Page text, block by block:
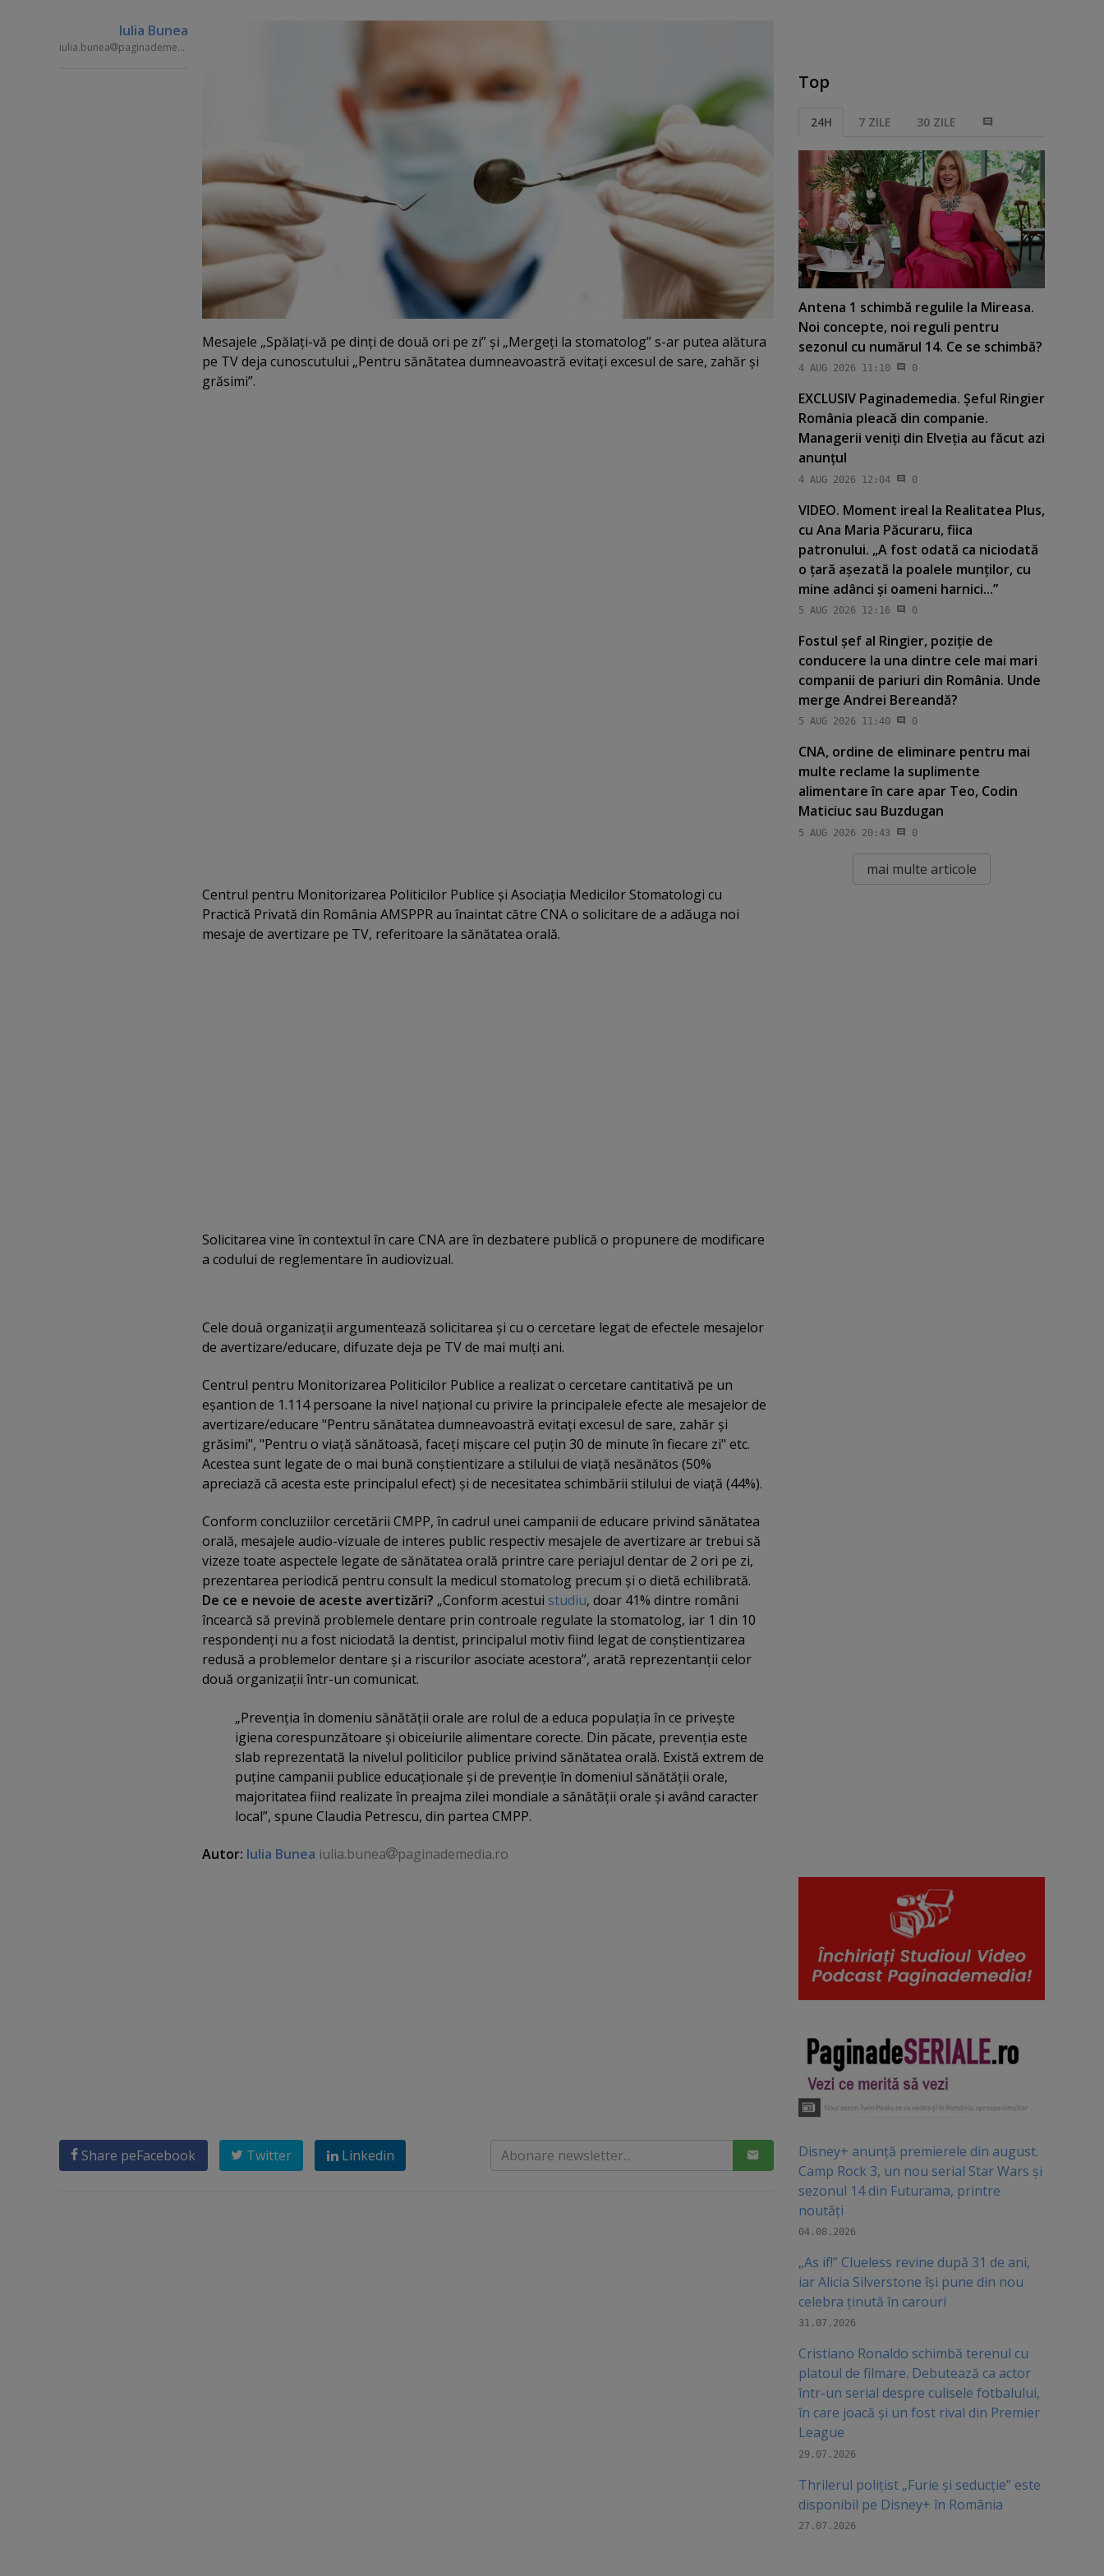
Iulia Bunea
iulia.bunea paginademedia.ro
Mesajele „Spălaţi-vă pe dinţi de două ori pe zi” şi „Mergeţi la stomatolog” s-ar putea alătura
pe TV deja cunoscutului „Pentru sănătatea dumneavoastră evitaţi excesul de sare, zahăr şi
grăsimi”.
Centrul pentru Monitorizarea Politicilor Publice şi Asociaţia Medicilor Stomatologi cu
Practică Privată din România AMSPPR au înaintat către CNA o solicitare de a adăuga noi
mesaje de avertizare pe TV, referitoare la sănătatea orală.
Solicitarea vine în contextul în care CNA are în dezbatere publică o propunere de modificare
a codului de reglementare în audiovizual.
Cele două organizaţii argumentează solicitarea şi cu o cercetare legat de efectele mesajelor
de avertizare/educare, difuzate deja pe TV de mai mulţi ani.
Centrul pentru Monitorizarea Politicilor Publice a realizat o cercetare cantitativă pe un
eşantion de 1.114 persoane la nivel naţional cu privire la principalele efecte ale mesajelor de
avertizare/educare "Pentru sănătatea dumneavoastră evitaţi excesul de sare, zahăr şi
grăsimi", "Pentru o viaţă sănătoasă, faceţi mişcare cel puţin 30 de minute în fiecare zi" etc.
Acestea sunt legate de o mai bună conştientizare a stilului de viaţă nesănătos (50%
apreciază că acesta este principalul efect) şi de necesitatea schimbării stilului de viaţă (44%).
Conform concluziilor cercetării CMPP, în cadrul unei campanii de educare privind sănătatea
orală, mesajele audio-vizuale de interes public respectiv mesajele de avertizare ar trebui să
vizeze toate aspectele legate de sănătatea orală printre care periajul dentar de 2 ori pe zi,
prezentarea periodică pentru consult la medicul stomatolog precum şi o dietă echilibrată.
De ce e nevoie de aceste avertizări? „Conform acestui studiu, doar 41% dintre români
încearcă să prevină problemele dentare prin controale regulate la stomatolog, iar 1 din 10
respondenţi nu a fost niciodată la dentist, principalul motiv fiind legat de conştientizarea
redusă a problemelor dentare şi a riscurilor asociate acestora”, arată reprezentanţii celor
două organizaţii într-un comunicat.
„Prevenţia în domeniu sănătăţii orale are rolul de a educa populaţia în ce priveşte
igiena corespunzătoare şi obiceiurile alimentare corecte. Din păcate, prevenţia este
slab reprezentată la nivelul politicilor publice privind sănătatea orală. Există extrem de
puţine campanii publice educaţionale şi de prevenţie în domeniul sănătăţii orale,
majoritatea fiind realizate în preajma zilei mondiale a sănătăţii orale şi având caracter
local”, spune Claudia Petrescu, din partea CMPP.
Autor: Iulia Bunea iulia.bunea paginademedia.ro
Share peFacebook Twitter Linkedin
Top
24H 7 ZILE 30 ZILE
Antena 1 schimbă regulile la Mireasa.
Noi concepte, noi reguli pentru
sezonul cu numărul 14. Ce se schimbă?
4 AUG 2026 11:10 0
EXCLUSIV Paginademedia. Şeful Ringier
România pleacă din companie.
Managerii veniţi din Elveţia au făcut azi
anunţul
4 AUG 2026 12:04 0
VIDEO. Moment ireal la Realitatea Plus,
cu Ana Maria Păcuraru, fiica
patronului. „A fost odată ca niciodată
o ţară aşezată la poalele munţilor, cu
mine adânci şi oameni harnici...”
5 AUG 2026 12:16 0
Fostul şef al Ringier, poziţie de
conducere la una dintre cele mai mari
companii de pariuri din România. Unde
merge Andrei Bereandă?
5 AUG 2026 11:40 0
CNA, ordine de eliminare pentru mai
multe reclame la suplimente
alimentare în care apar Teo, Codin
Maticiuc sau Buzdugan
5 AUG 2026 20:43 0
mai multe articole
Disney+ anunță premierele din august.
Camp Rock 3, un nou serial Star Wars și
sezonul 14 din Futurama, printre
noutăți
04.08.2026
„As if!” Clueless revine după 31 de ani,
iar Alicia Silverstone își pune din nou
celebra ținută în carouri
31.07.2026
Cristiano Ronaldo schimbă terenul cu
platoul de filmare. Debutează ca actor
într-un serial despre culisele fotbalului,
în care joacă şi un fost rival din Premier
League
29.07.2026
Thrilerul polițist „Furie și seducție” este
disponibil pe Disney+ în România
27.07.2026